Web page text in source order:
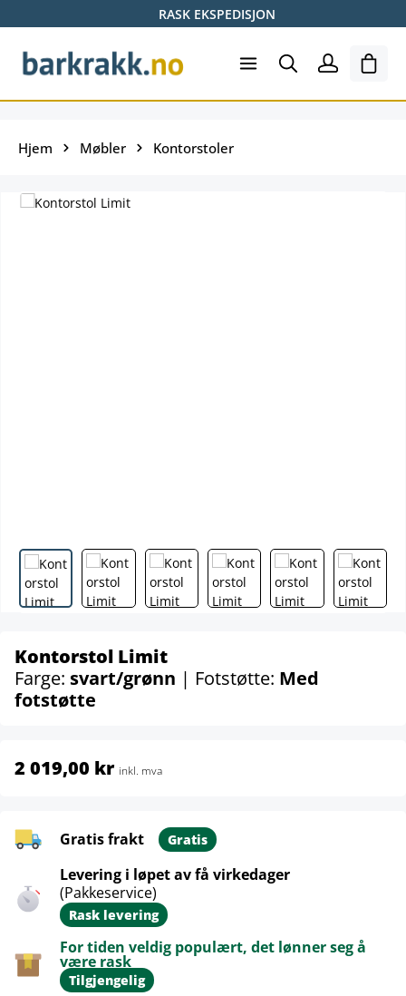
RASK EKSPEDISJON
Hjem Møbler Kontorstoler
Kontorstol Limit
Farge: svart/grønn | Fotstøtte: Med
fotstøtte
2 019,00 kr inkl. mva
Gratis frakt Gratis
Levering i løpet av få virkedager
(Pakkeservice)
Rask levering
For tiden veldig populært, det lønner seg å
være rask
Tilgjengelig